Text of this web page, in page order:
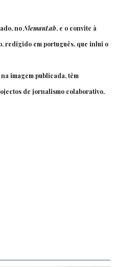
noNiemanLab, e o convite à
redigido em português, que inlui o
imagem publicada, têm
de jornalismo colaborativo.